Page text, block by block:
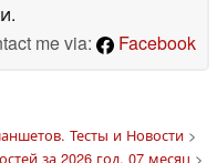
me via:
Facebook
Тесты и Новости>
за 2026 год, 07 месяц >